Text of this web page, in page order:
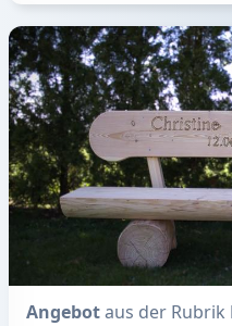
Angebotaus der Rubrik